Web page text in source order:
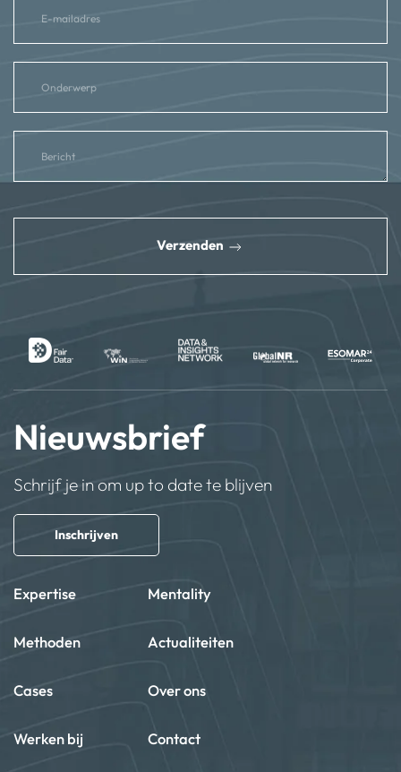
Verzenden
Nieuwsbrief
Schrijf je in om up to date te blijven
Inschrijven
Expertise Mentality
Methoden Actualiteiten
Cases Over ons
Werken bij Contact